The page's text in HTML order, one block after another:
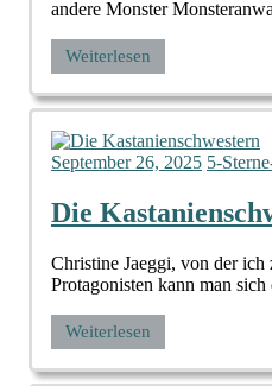
andere Monster
Weiterlesen
September 26, 2025 5-
Die
Christine Jaeggi, von der
Protagonisten kann man
Weiterlesen